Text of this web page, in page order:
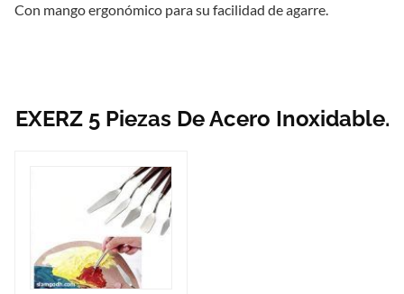
Con mango ergonómico para su facilidad de agarre.
EXERZ 5 Piezas De Acero Inoxidable.